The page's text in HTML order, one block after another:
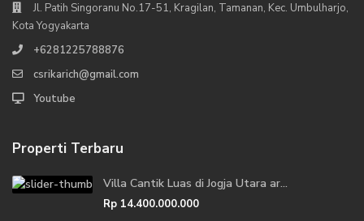
Jl. Patih Singoranu No.17-51, Kragilan, Tamanan, Kec. Umbulharjo,
Kota Yogyakarta
+6281225788876
csrikarich@gmail.com
Youtube
Properti Terbaru
Villa Cantik Luas di Jogja Utara ar...
Rp 14.400.000.000